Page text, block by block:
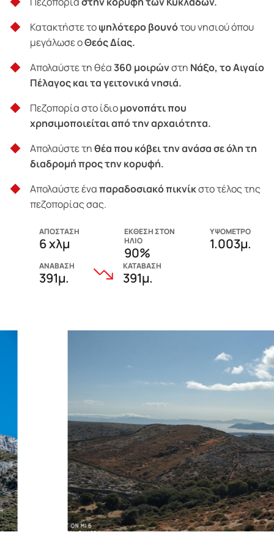
Κατακτήστε τοψηλότερο βουνότου νησιού όπου
μεγάλωσε οΘεός Δίας.
Απολαύστε τη θέα360 μοιρώνστη Νάξο, το Αιγαίο
Πέλαγος και τα γειτονικά νησιά.
Πεζοπορία στο ίδιομονοπάτι που
χρησιμοποιείται από την αρχαιότητα.
Απολαύστε τηθέα που κόβει την ανάσα σε όλη τη
διαδρομή προς την κορυφή.
Απολαύστε έναπαραδοσιακό πικνίκστο τέλος της
πεζοπορίας σας.
ΑΠΟΣΤΑΣΗ
6 χλμ
ΕΚΘΕΣΗ ΣΤΟΝ
ΗΛΙΟ
90%
ΥΨΟΜΕΤΡΟ
1.003μ.
ΑΝΑΒΑΣΗ
391μ.
ΚΑΤΑΒΑΣΗ
391μ.